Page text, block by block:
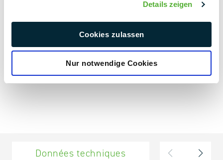
Details zeigen
Cookies zulassen
Nur notwendige Cookies
Le complément parfait
Données techniques